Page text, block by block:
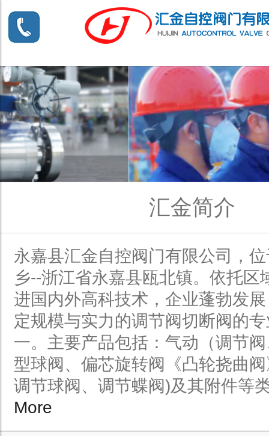
汇金简介
永嘉县汇金自控阀门有限公司，
乡--浙江省永嘉县瓯北镇。依托区
进国内外高科技术，企业蓬勃发
定规模与实力的调节阀切断阀的
一。主要产品包括：气动（调节
型球阀、偏芯旋转阀《凸轮挠曲
调节球阀、调节蝶阀)及其附件等
More